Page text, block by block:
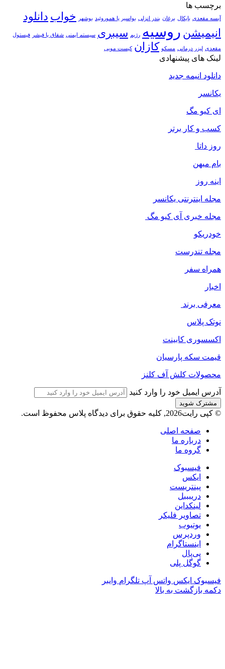
برچسب ها
آبسه مقعدی بایکال برغان بندر انزلی بواسیر یا هموروئید بوشهر خواب دانلود
انیمیشن روسیه رژیم سیبری سیستم ایمنی شقاق یا فیشر فیستول
مقعدی لیزر درمانی مسکو کازان کیست مویی
لینک های پیشنهادی
دانلود انیمه جدید
یکانسر
ای کیو مگ
کسب و کار برتر
روز داتا
بام میهن
اینه روز
مجله اینترنتی یکانسر
مجله خبری آی کیو مگ
خودریکو
مجله‌ تندرست
همراه سفر
اخبار
معرفی برند
نوتک پلاس
اکسسوری کابینت
قیمت سکه پارسیان
محصولات کلش آف کلنز
آدرس ایمیل خود را وارد کنید
© کپی رایت2026, کلیه حقوق برای دیدگاه پلاس محفوظ است.
صفحه اصلی
درباره ما
گروه ما
فیسبوک
ایکس
پینتریست
دریبببل
لینکداین
تصاویر فلیکر
یوتیوب
وردپرس
اینستاگرام
پی‌پال
گوگل پلی
فیسبوک ایکس واتس آپ تلگرام وایبر
دکمه بازگشت به بالا